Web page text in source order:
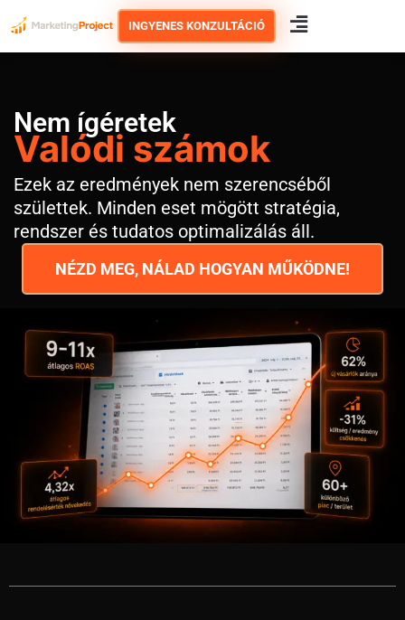
to
INGYENES KONZULTÁCIÓ
Nem ígéretek
Valódi számok
Ezek az eredmények nem szerencséből
születtek. Minden eset mögött stratégia,
rendszer és tudatos optimalizálás áll.
NÉZD MEG, NÁLAD HOGYAN MŰKÖDNE!